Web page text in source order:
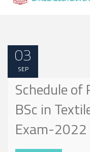
03
SEP
Schedule of
BSc in
Exam-2022